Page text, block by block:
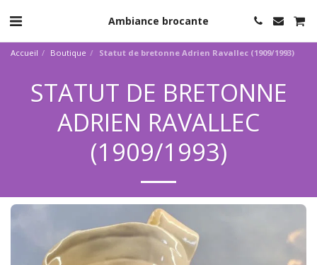
Ambiance brocante
Accueil Boutique Statut de bretonne Adrien Ravallec (1909/1993)
STATUT DE BRETONNE
ADRIEN RAVALLEC
(1909/1993)